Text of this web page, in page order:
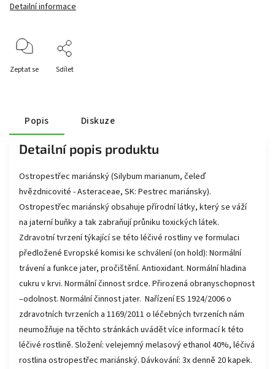
Detailní informace
Zeptat se Sdílet
Popis Diskuze
Detailní popis produktu
Ostropestřec mariánský (Silybum marianum, čeleď
hvězdnicovité - Asteraceae, SK: Pestrec mariánsky).
Ostropestřec mariánský obsahuje přírodní látky, který se váží
na jaterní buňky a tak zabraňují průniku toxických látek.
Zdravotní tvrzení týkající se této léčivé rostliny ve formulaci
předložené Evropské komisi ke schválení (on hold): Normální
trávení a funkce jater, pročištění. Antioxidant. Normální hladina
cukru v krvi. Normální činnost srdce. Přirozená obranyschopnost
–odolnost. Normální činnost jater. Nařízení ES 1924/2006 o
zdravotních tvrzeních a 1169/2011 o léčebných tvrzeních nám
neumožňuje na těchto stránkách uvádět více informací k této
léčivé rostlině. Složení: velejemný melasový ethanol 40%, léčivá
rostlina ostropestřec mariánský. Dávkování: 3x denně 20 kapek.